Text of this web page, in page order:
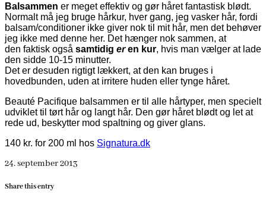
Balsammen er meget effektiv og gør håret fantastisk blødt.
Normalt må jeg bruge hårkur, hver gang, jeg vasker hår, fordi
balsam/conditioner ikke giver nok til mit hår, men det behøver
jeg ikke med denne her. Det hænger nok sammen, at
den faktisk også samtidig eren kur, hvis man vælger at lade
den sidde 10-15 minutter.
Det er desuden rigtigt lækkert, at den kan bruges i
hovedbunden, uden at irritere huden eller tynge håret.
Beauté Pacifique balsammen er til alle hårtyper, men specielt
udviklet til tørt hår og langt hår. Den gør håret blødt og let at
rede ud, beskytter mod spaltning og giver glans.
140 kr. for 200 ml hos Signatura.dk
24. september 2013
Share this entry